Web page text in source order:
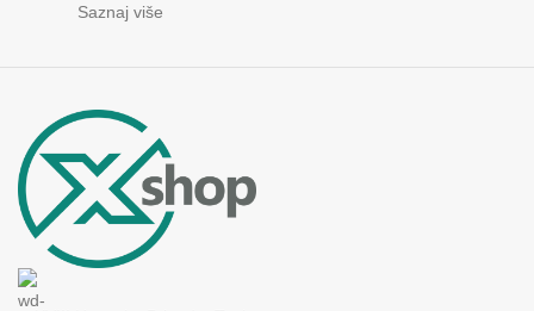
Saznaj više